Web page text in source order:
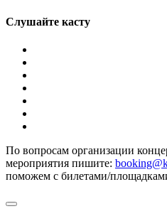
Слушайте касту
По вопросам организации
мероприятия пишите:
поможем с билетами/